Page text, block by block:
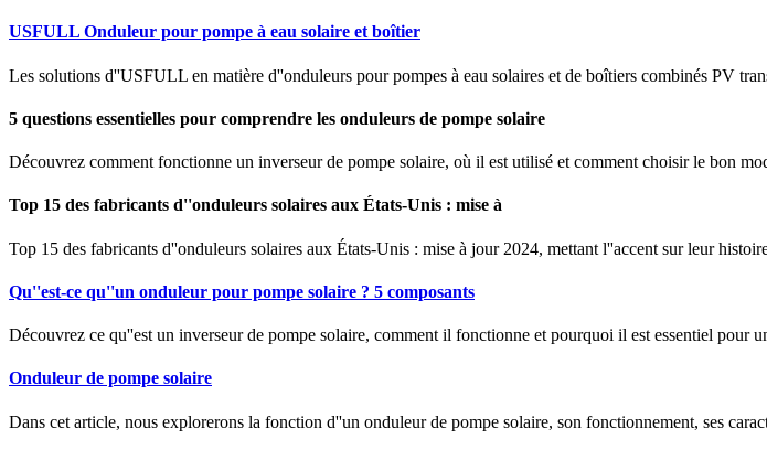
USFULL Onduleur pour pompe à eau solaire et boîtier
Les solutions d''USFULL en matière d''onduleurs pour pompes à eau solaires et de boîtiers combinés PV
5 questions essentielles pour comprendre les onduleurs de pompe solaire
Découvrez comment fonctionne un inverseur de pompe solaire, où il est utilisé et comment choisir le bon
Top 15 des fabricants d''onduleurs solaires aux États-Unis : mise à
Top 15 des fabricants d''onduleurs solaires aux États-Unis : mise à jour 2024, mettant l''accent sur leur
Qu''est-ce qu''un onduleur pour pompe solaire ? 5 composants
Découvrez ce qu''est un inverseur de pompe solaire, comment il fonctionne et pourquoi il est essentiel pour
Onduleur de pompe solaire
Dans cet article, nous explorerons la fonction d''un onduleur de pompe solaire, son fonctionnement, ses